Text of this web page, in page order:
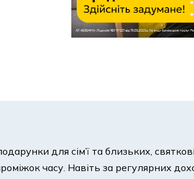
для сім’ї та близьких,
часу. Навіть за регулярних